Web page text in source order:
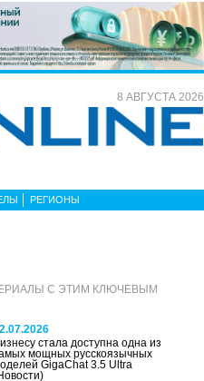
8 АВГУСТА 2026
РЕГИОНЫ
С ЭТИМ КЛЮЧЕВЫМ
стала доступна одна из
мощных русскоязычных
GigaChat 3.5 Ultra